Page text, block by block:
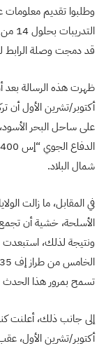
وطلبوا تقديم
قد دمجت وصلة الرابط لينك 16 في منظومة
على ساحل البحر
شمال البلاد.
في المقابل، ما زالت
الأسلحة، خشية أن تجمع
ونتيجة لذلك، استبعدت
تسمح بمرور هذا
إلى جانب ذلك، أعلنت
أكتوبر/تشرين الأول،